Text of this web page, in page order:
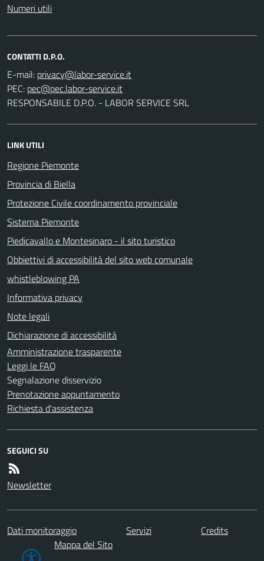
Numeri utili
CONTATTI D.P.O.
E-mail:
PEC:
RESPONSABILE D.P.O. - LABOR SERVICE SRL
LINK UTILI
Regione Piemonte
Provincia di Biella
Protezione Civile coordinamento provinciale
Sistema Piemonte
Piedicavallo e Montesinaro - il sito turistico
Obbiettivi di accessibilità del sito web comunale
whistleblowing PA
Informativa privacy
Note legali
Dichiarazione di accessibilità
Amministrazione trasparente
Leggi le FAQ
Segnalazione disservizio
Prenotazione appuntamento
Richiesta d'assistenza
SEGUICI SU
Newsletter
Dati monitoraggio Servizi
Credits
Mappa del Sito